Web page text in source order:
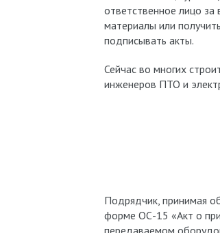
ответственное лицо за
материалы или
подписывать акты.
Сейчас во многих
инженеров ПТО и
Подрядчик, принимая
форме ОС-15 «Акт о
передаваемом